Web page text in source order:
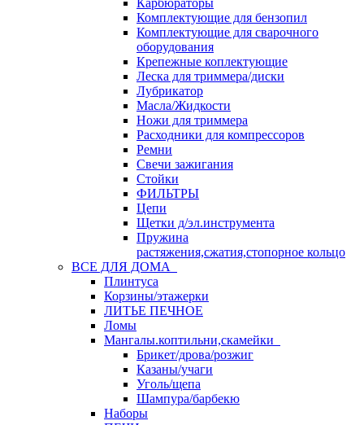
Карбюраторы
Комплектующие для бензопил
Комплектующие для сварочного
оборудования
Крепежные коплектующие
Леска для триммера/диски
Лубрикатор
Масла/Жидкости
Ножи для триммера
Расходники для компрессоров
Ремни
Свечи зажигания
Стойки
ФИЛЬТРЫ
Цепи
Щетки д/эл.инструмента
Пружина
растяжения,сжатия,стопорное кольцо
ВСЕ ДЛЯ ДОМА
Плинтуса
Корзины/этажерки
ЛИТЬЕ ПЕЧНОЕ
Ломы
Мангалы.коптильни,скамейки
Брикет/дрова/розжиг
Казаны/учаги
Уголь/щепа
Шампура/барбекю
Наборы